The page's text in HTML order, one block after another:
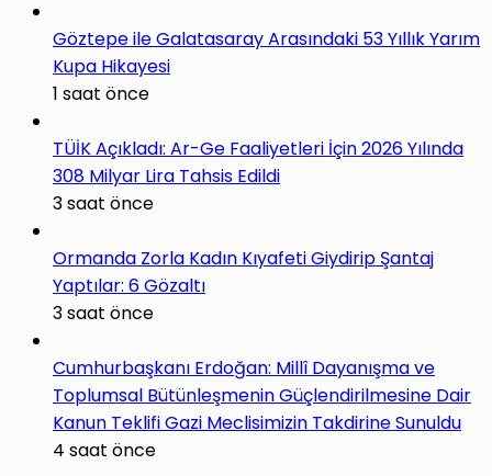
Göztepe ile Galatasaray Arasındaki 53 Yıllık Yarım
Kupa Hikayesi
1 saat önce
TÜİK Açıkladı: Ar-Ge Faaliyetleri İçin 2026 Yılında
308 Milyar Lira Tahsis Edildi
3 saat önce
Ormanda Zorla Kadın Kıyafeti Giydirip Şantaj
Yaptılar: 6 Gözaltı
3 saat önce
Cumhurbaşkanı Erdoğan: Millî Dayanışma ve
Toplumsal Bütünleşmenin Güçlendirilmesine Dair
Kanun Teklifi Gazi Meclisimizin Takdirine Sunuldu
4 saat önce